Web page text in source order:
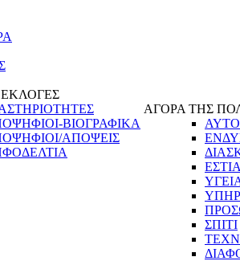
ΒΙΟΓΡΑΦΙΚΑ
ΑΠΟΨΕΙΣ
ΑΓΟΡΑ ΤΗΣ
ΣΠΙΤΙ